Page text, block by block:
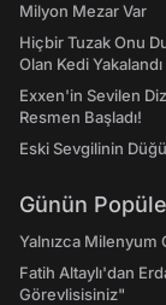
Milyon Mezar Var
Hiçbir Tuzak Onu
Olan Kedi Yakalandı
Exxen'in Sevilen
Resmen Başladı!
Eski Sevgilinin
Günün
Yalnızca
Fatih Altaylı'dan
Görevlisisiniz"